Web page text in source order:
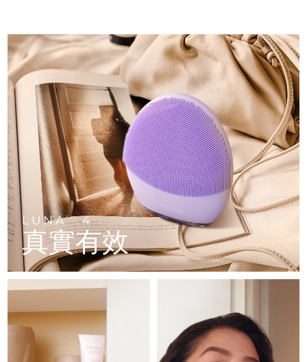
LUNATM4
真實有效
LUNA™ 4 Men
For men, anti-aging massage
LUNA™ 4 mini
For young skin, T-zone
LUNA™ 4 go
For travel or gym bag
LUNA™護膚
Premium cleansers & balm
LUNA™ 設備
All facial cleansing devices
BEAR™ 2 eyes & lips
Microcurrent line smoothing device
面部提拉護理
Premium anti-aging skincare
BEAR™ 設備
All premium facelift devices
UFO™ 3 LED
Near-infrared and red light therapy
device
UFO™ 3 mini
Red light therapy device for young skin
UFO™ 3 go
Portable red light therapy
面膜
Rejuvenation & hydration
UFO™ 設備
All deep facial hydration devices
issa™ 4 plus
Smart hybrid silicone sonic toothbrush
issa™ 4 smile
Hybrid silicone sonic toothbrush
issa™ 4 baby
For ages 0-3
issa™ Teeth Whitening Set
ISSA™ 設備
All silicone sonic toothbrushes
抗老
FAQ™ 101
Clinical anti-aging
FAQ™ 102
Advanced clinical anti-aging
FAQ™ 103
Luxurious clinical anti-aging set
FAQ™ P1 Primer
Manuka honey primer
LED 護理
NEW
FAQ™ 201
LED mask
FAQ™ 202
LED mask
FAQ™ 211
Anti-aging neck & décolleté LED mask
FAQ™ 221
Anti-aging LED hand mask
生髮
FAQ™ 301
LED hair strengthening scalp massager
FAQ™ Scalp Serum
Scalp recovery probiotic serum
FAQ™護膚品
All FAQ™ skincare
肌膚年輕化
NEW
FAQ™ 501
Full-Spectrum Red Light Therapy
FAQ™ 502
Full-Spectrum Red Light Therapy
FAQ™ Red Light Serum
保健品
NEW
專業治療
加拿大 預計送達日期8/13/26
智利 預計送達日期8/13/26
中國 預計送達日期 8/9/26
哥倫比亞 預計送達日期8/13/26
克羅埃西亞 預計送達日期8/9/26
賽普勒斯 預計送達日期8/10/26
捷克 預計送達日期
丹麥 預計送達日期8/9/26
芬蘭 預計送達日期 8/9/26